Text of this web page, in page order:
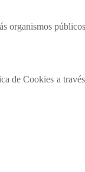
organismos
de Cookies a